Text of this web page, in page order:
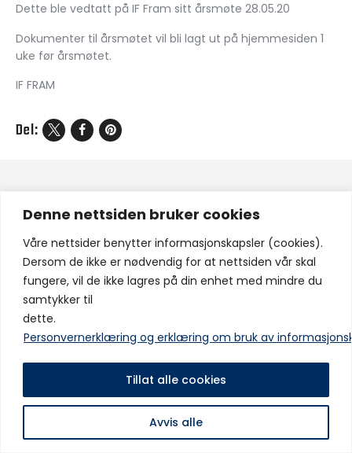
Denne nettsiden bruker cookies
Våre nettsider benytter informasjonskapsler (cookies).
Dersom de ikke er nødvendig for at nettsiden vår skal
fungere, vil de ikke lagres på din enhet med mindre du
samtykker til
dette.
Personvernerklæring og erklæring om bruk av
Avvis alle
Tillat alle cookies
Dette ble vedtatt på IF Fram sitt årsmøte 28.05.20
Dokumenter til årsmøtet vil bli lagt ut på hjemmesiden 1
uke før årsmøtet.
IF FRAM
Del:
Forrige innlegg
0 – 1 HJEMME MOT VARD
Neste innlegg
To nye spennende spillere
Copyright © IF Fram 2025 Alle rettigheter er reservert